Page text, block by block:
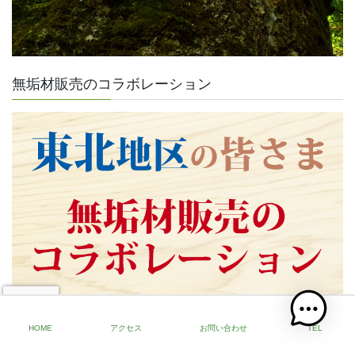
無垢材販売のコラボレーション
HOME アクセス お問い合わせ TEL